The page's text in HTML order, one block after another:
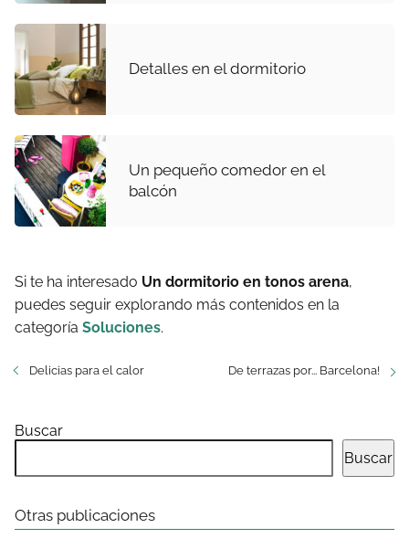
Detalles en el dormitorio
Un pequeño comedor en el
balcón
Si te ha interesado Un dormitorio en tonos arena,
puedes seguir explorando más contenidos en la
categoría Soluciones.
Delicias para el calor De terrazas por... Barcelona!
Buscar
Buscar
Otras publicaciones